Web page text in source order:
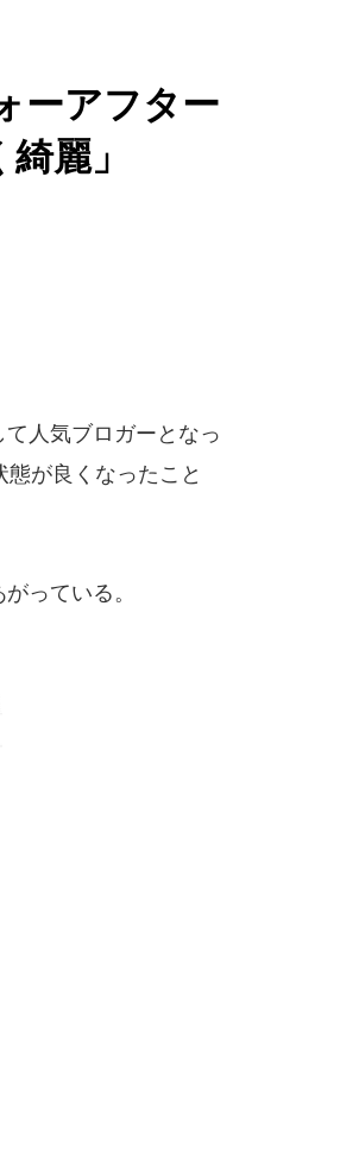
ーアフター
麗」
人気ブロガーとなっ
が良くなったこと
っている。